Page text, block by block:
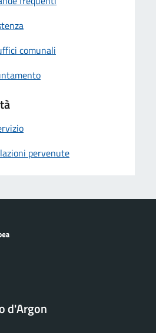
comunali
pervenute
d'Argon